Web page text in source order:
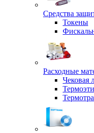
Средства
Токены
Расходные
Чековая